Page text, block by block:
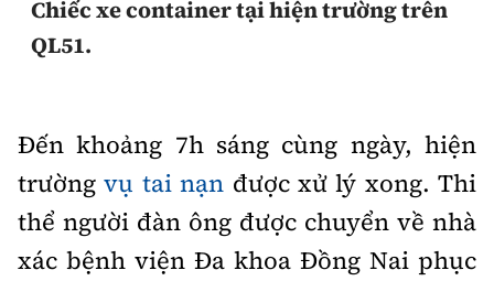
Chiếc xe container tại hiện trường trên
QL51.
Đến khoảng 7h sáng cùng ngày, hiện
trườngvụ tai nạn được xử lý xong. Thi
thể người đàn ông được chuyển về nhà
xác bệnh viện Đa khoa Đồng Nai phục